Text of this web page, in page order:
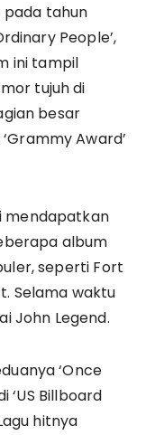
pada tahun
People’,
ini tampil
tujuh di
besar
Award’
mendapatkan
album
seperti Fort
Selama waktu
John Legend.
‘Once
‘US Billboard
hitnya